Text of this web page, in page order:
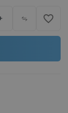
favorite_border